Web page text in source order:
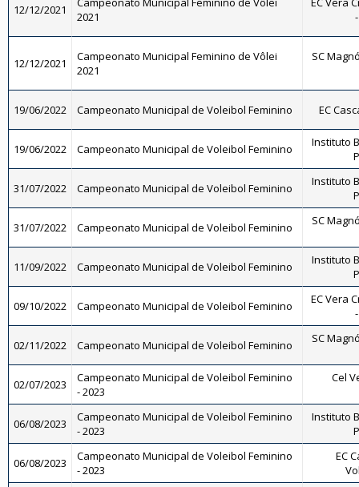
12/12/2021
2021
12/12/2021
Campeonato Municipal Feminino de Vôlei
2021
SC
19/06/2022 Campeonato Municipal de Voleibol Feminino EC
19/06/2022 Campeonato Municipal de Voleibol Feminino
Instituto
31/07/2022 Campeonato Municipal de Voleibol Feminino
Instituto
31/07/2022 Campeonato Municipal de Voleibol Feminino SC
11/09/2022 Campeonato Municipal de Voleibol Feminino
Instituto
09/10/2022 Campeonato Municipal de Voleibol Feminino
EC Vera
02/11/2022 Campeonato Municipal de Voleibol Feminino SC
02/07/2023
Campeonato Municipal de Voleibol Feminino
- 2023
Cel
06/08/2023
Campeonato Municipal de Voleibol Feminino
- 2023
Instituto
06/08/2023
Campeonato Municipal de Voleibol Feminino
- 2023
EC